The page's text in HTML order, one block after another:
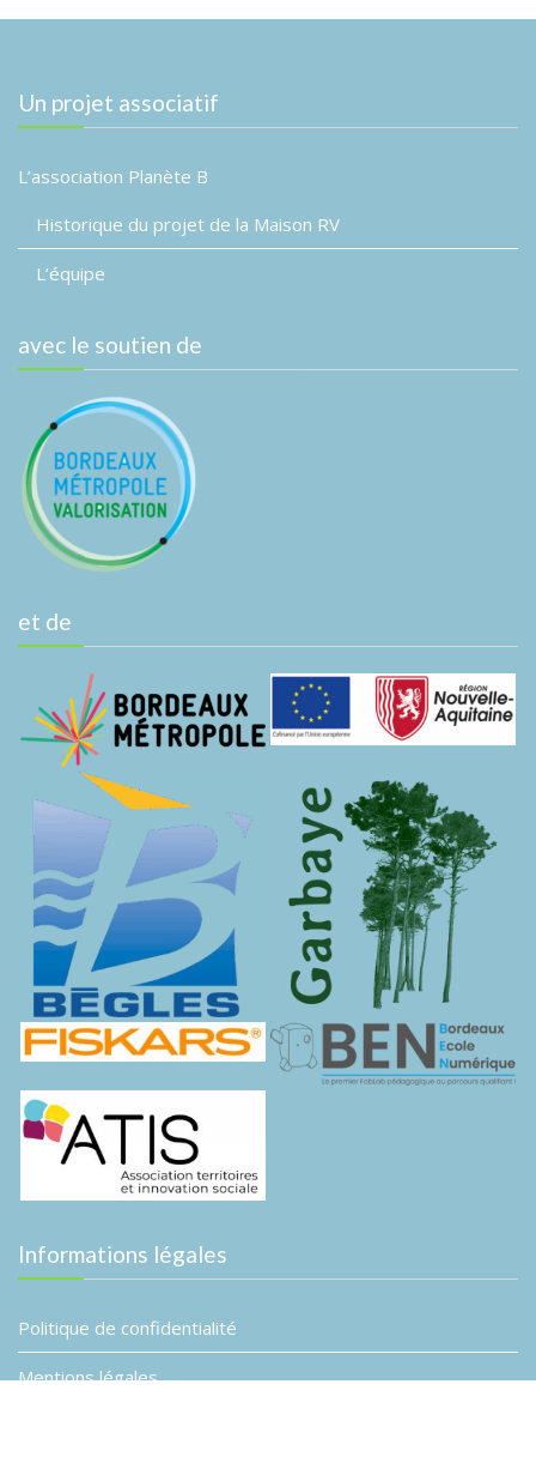
Un projet associatif
L’association Planète B
Historique du projet de la Maison RV
L’équipe
avec le soutien de
et de
Informations légales
Politique de confidentialité
Mentions légales